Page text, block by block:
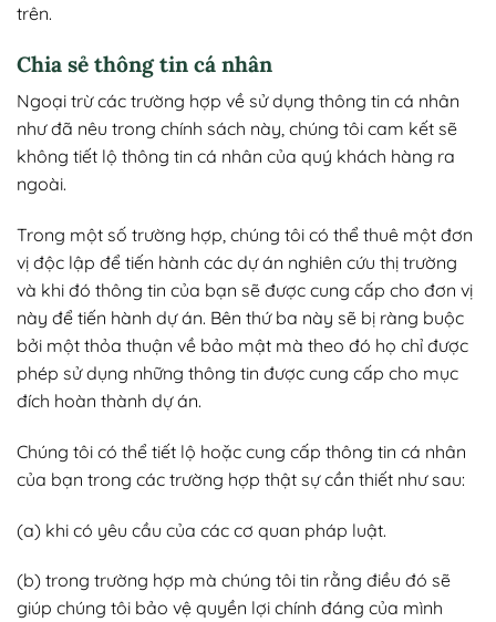
trên.
Chia sẻ thông tin cá nhân
Ngoại trừ các trường hợp về sử dụng thông tin cá nhân
như đã nêu trong chính sách này, chúng tôi cam kết sẽ
không tiết lộ thông tin cá nhân của quý khách hàng ra
ngoài.
Trong một số trường hợp, chúng tôi có thể thuê một đơn
vị độc lập để tiến hành các dự án nghiên cứu thị trường
và khi đó thông tin của bạn sẽ được cung cấp cho đơn vị
này để tiến hành dự án. Bên thứ ba này sẽ bị ràng buộc
bởi một thỏa thuận về bảo mật mà theo đó họ chỉ được
phép sử dụng những thông tin được cung cấp cho mục
đích hoàn thành dự án.
Chúng tôi có thể tiết lộ hoặc cung cấp thông tin cá nhân
của bạn trong các trường hợp thật sự cần thiết như sau:
(a) khi có yêu cầu của các cơ quan pháp luật.
(b) trong trường hợp mà chúng tôi tin rằng điều đó sẽ
giúp chúng tôi bảo vệ quyền lợi chính đáng của mình